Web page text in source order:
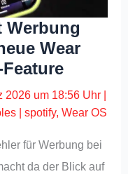
Werbung
Wear
2026 um 18:56 Uhr
|spotify,Wear OS
für Werbung bei
da der Blick auf